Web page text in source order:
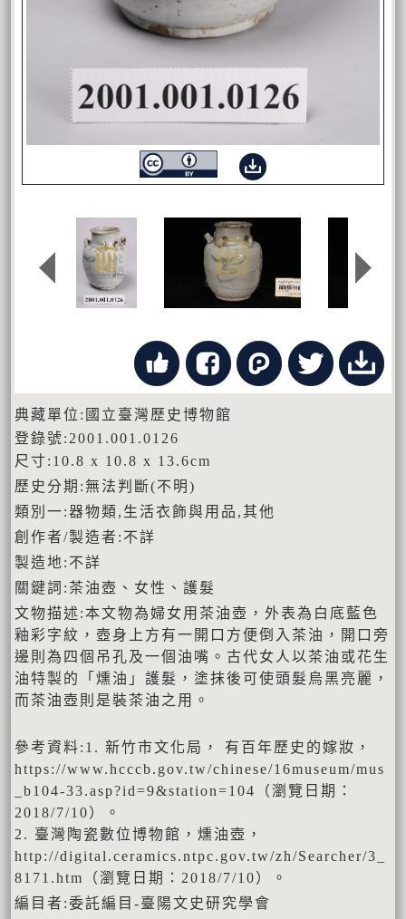
典藏單位:國立臺灣歷史博物館
登錄號:2001.001.0126
尺寸:10.8 x 10.8 x 13.6cm
歷史分期:無法判斷(不明)
類別一:器物類,生活衣飾與用品,其他
創作者/製造者:不詳
製造地:不詳
關鍵詞:茶油壺、女性、護髮
文物描述:本文物為婦女用茶油壺，外表為白底藍色
釉彩字紋，壺身上方有一開口方便倒入茶油，開口旁
邊則為四個吊孔及一個油嘴。古代女人以茶油或花生
油特製的「燻油」護髮，塗抹後可使頭髮烏黑亮麗，
而茶油壺則是裝茶油之用。
參考資料:1. 新竹市文化局， 有百年歷史的嫁妝，
https://www.hcccb.gov.tw/chinese/16museum/mus
_b104-33.asp?id=9&station=104（瀏覽日期：
2018/7/10）。
2. 臺灣陶瓷數位博物館，燻油壺，
http://digital.ceramics.ntpc.gov.tw/zh/Searcher/3_
8171.htm（瀏覽日期：2018/7/10）。
編目者:委託編目-臺陽文史研究學會